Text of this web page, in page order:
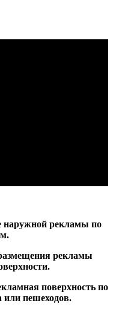
наружной рекламы по
рекламы
поверхность по
или пешеходов.